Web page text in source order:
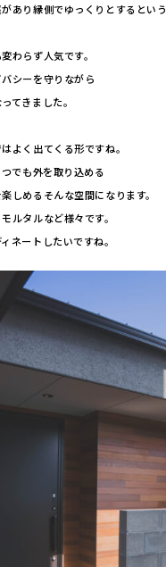
あり縁側でゆっくりとするという
わらず人気です。
シーを守りながら
てきました。
よく出てくる形ですね。
でも外を取り込める
しめるそんな空間になります。
ルタルなど様々です。
ネートしたいですね。